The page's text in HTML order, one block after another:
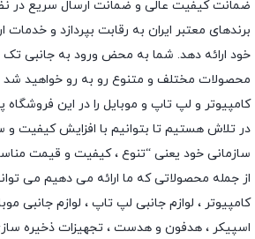
ضمانت کیفیت عالی و ضمانت ارسال سریع در
برندهای معتبر ایران به رقابت بپردازد و خدمات
خود ارائه دهد. شما به محض ورود به جانبی تک
محصولات مختلف و متنوع رو به رو خواهید شد و
کامپیوتر و لپ تاپ و موبایل را در این فروشگاه
در تلاش هستیم تا بتوانیم با افزایش کیفیت
سازمانی خود یعنی “تنوع ، کیفیت و قیمت
از جمله محصولاتی که ما ارائه می دهیم می
کامپیوتر ، لوازم جانبی لپ تاپ ، لوازم جانبی
اسپیکر ، هدفون و هدست ، تجهیزات ذخیره